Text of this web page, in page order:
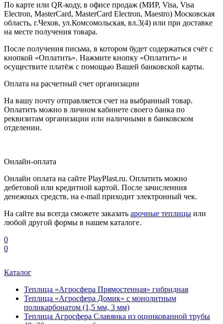
По карте или QR-коду, в офисе продаж (МИР, Visa, Visa
Electron, MasterCard, MasterCard Electron, Maestro) Московская
область, г.Чехов, ул.Комсомольская, вл.3(4) или при доставке
на месте получения товара.
После получения письма, в котором будет содержаться счёт с
кнопкой «Оплатить». Нажмите кнопку «Оплатить» и
осуществите платёж с помощью Вашей банковской карты.
Оплата на расчетный счет организации
На вашу почту отправляется счет на выбранный товар.
Оплатить можно в личном кабинете своего банка по
реквизитам организации или наличными в банковском
отделении.
Онлайн-оплата
Онлайн оплата на сайте PlayPlast.ru. Оплатить можно
дебетовой или кредитной картой. После зачисленния
денежных средств, на e-mail приходит электронный чек.
На сайте вы всегда сможете заказать арочные теплицы или
любой другой формы в нашем каталоге.
0
0
Каталог
Теплица «Агросфера Прямостенная» гибридная
Теплица «Агросфера Домик» с монолитным
поликарбонатом (1,5 мм, 3 мм)
Теплица Агросфера Славянка из оцинкованной трубы